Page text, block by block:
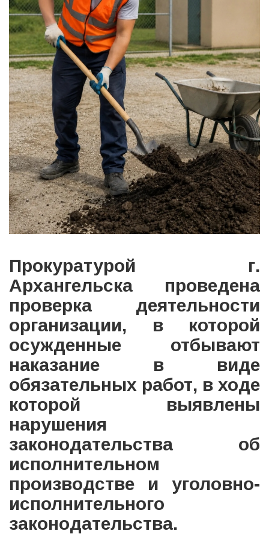
Прокуратурой г.
Архангельска проведена
проверка деятельности
организации, в которой
осужденные отбывают
наказание в виде
обязательных работ, в ходе
которой выявлены
нарушения
законодательства об
исполнительном
производстве и уголовно-
исполнительного
законодательства.